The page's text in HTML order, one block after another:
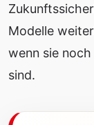
Modelle
wenn sie
sind.